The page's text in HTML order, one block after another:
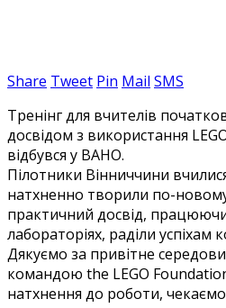
Share Tweet Pin Mail SMS
Тренінг для вчителів
досвідом з використання
відбувся у ВАНО.
Пілотники Вінниччини
натхненно творили по-
практичний досвід,
лабораторіях, раділи успіхам
Дякуємо за привітне
командою the LEGO
натхнення до роботи, чекаємо